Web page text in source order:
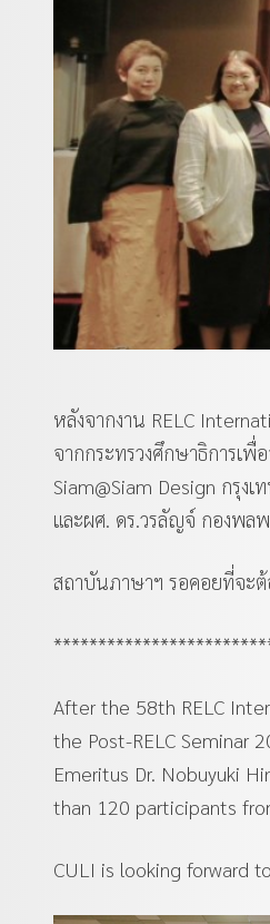
หลังจากงาน RELC
จากกระทรวงศึกษาธิการเ
Siam@Siam Design กรุง
และผศ. ดร.วรลัญจ์ กองพล
สถาบันภาษาฯ รอคอยที่จะ
After the 58th RELC
the Post-RELC Seminar
Emeritus Dr. Nobuyuki
than 120 participants
CULI is looking forward